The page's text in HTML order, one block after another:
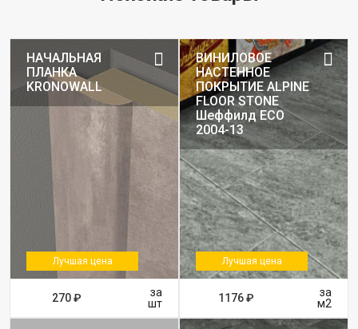
НАЧАЛЬНАЯ
ПЛАНКА
KRONOWALL
Лучшая цена
270 ₽
за
шт
ВИНИЛОВОЕ
НАСТЕННОЕ
ПОКРЫТИЕ ALPINE
FLOOR STONE
Шеффилд ЕСО
2004-13
Лучшая цена
1176 ₽
за
м2